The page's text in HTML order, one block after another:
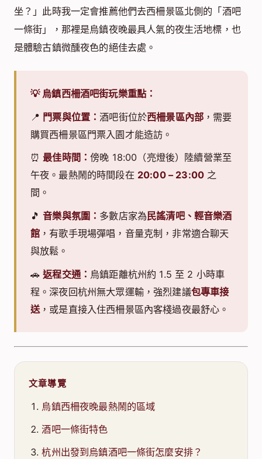
坐？」此時我一定會推薦他們去西柵景區北側的「酒吧
一條街」，那裡是烏鎮夜晚最具人氣的夜生活地標，也
是體驗古鎮微醺夜色的絕佳去處。
💡 烏鎮西柵酒吧街玩樂重點：
📍 門票與位置：酒吧街位於西柵景區內部 ，需要
購買西柵景區門票入園才能造訪。
⏰最佳時間：傍晚 18:00（亮燈後）陸續營業至
午夜。最熱鬧的時間段在 20:00 – 23:00 之
間。
🎵音樂與氛圍： 多數店家為民謠清吧、輕音樂酒
館 ，有歌手現場彈唱，音量克制，非常適合聊天
與放鬆。
🚗返程交通： 烏鎮距離杭州約 1.5 至 2 小時車
程。深夜回杭州無大眾運輸，強烈建議包專車接
送 ，或是直接入住西柵景區內客棧過夜最舒心。
文章導覽
烏鎮西柵夜晚最熱鬧的區域
酒吧一條街特色
杭州出發到烏鎮酒吧一條街怎麼安排？